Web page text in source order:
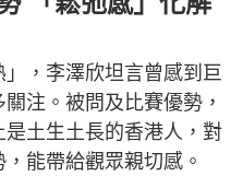
，李澤欣坦言曾感到巨
注。被問及比賽優勢，
土生土長的香港人，對
能帶給觀眾親切感。